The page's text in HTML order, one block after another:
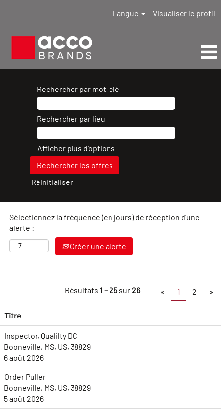
Langue Visualiser le profil
résultats
recherche
Brands
Rechercher par mot-clé
Rechercher par lieu
Afficher plus d’options
Réinitialiser
Sélectionnez la fréquence (en jours) de réception d’une
alerte :
Créer une alerte
Résultats 1 – 25 sur 26 « 1 2 »
Titre
Inspector, Qualilty DC
Booneville, MS, US, 38829
6 août 2026
Order Puller
Booneville, MS, US, 38829
5 août 2026